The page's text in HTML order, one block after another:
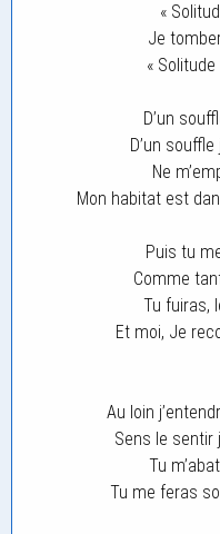
«
Je
«
D’un
D’un
Ne
Mon habitat est
Puis tu
Comme
Tu fuiras,
Et moi, Je
Au loin
Sens le sentir
Tu
Tu me feras